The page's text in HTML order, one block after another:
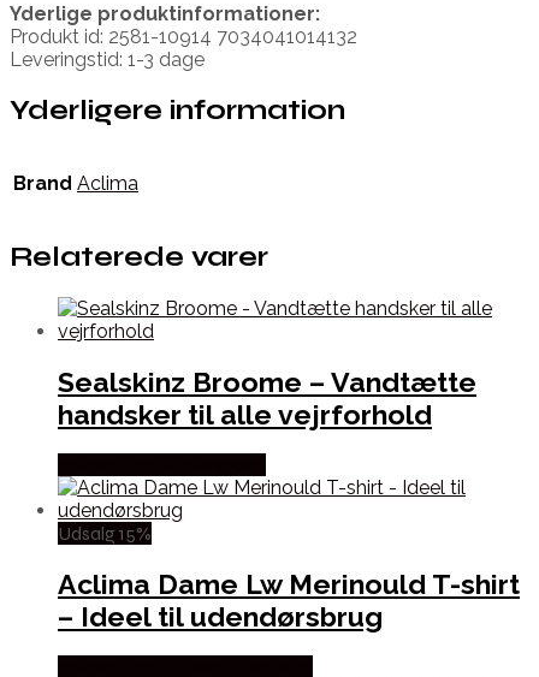
Yderlige produktinformationer:
Produkt id: 2581-10914 7034041014132
Leveringstid: 1-3 dage
Yderligere information
Brand Aclima
Relaterede varer
Sealskinz Broome – Vandtætte
handsker til alle vejrforhold
Udsalg 15%
Aclima Dame Lw Merinould T-shirt
– Ideel til udendørsbrug